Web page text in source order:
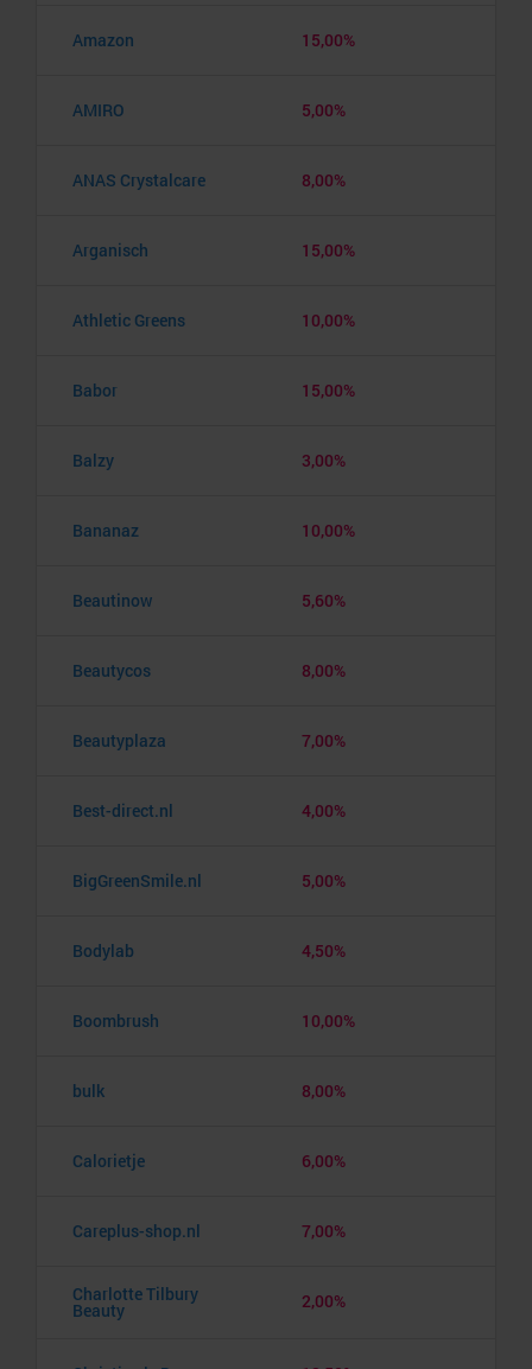
Amazon 15,00%
AMIRO 5,00%
ANAS Crystalcare 8,00%
Arganisch 15,00%
Athletic Greens 10,00%
Babor 15,00%
Balzy 3,00%
Bananaz 10,00%
Beautinow 5,60%
Beautycos 8,00%
Beautyplaza 7,00%
Best-direct.nl 4,00%
BigGreenSmile.nl 5,00%
Bodylab 4,50%
Boombrush 10,00%
bulk 8,00%
Calorietje 6,00%
Careplus-shop.nl 7,00%
Charlotte Tilbury
Beauty 2,00%